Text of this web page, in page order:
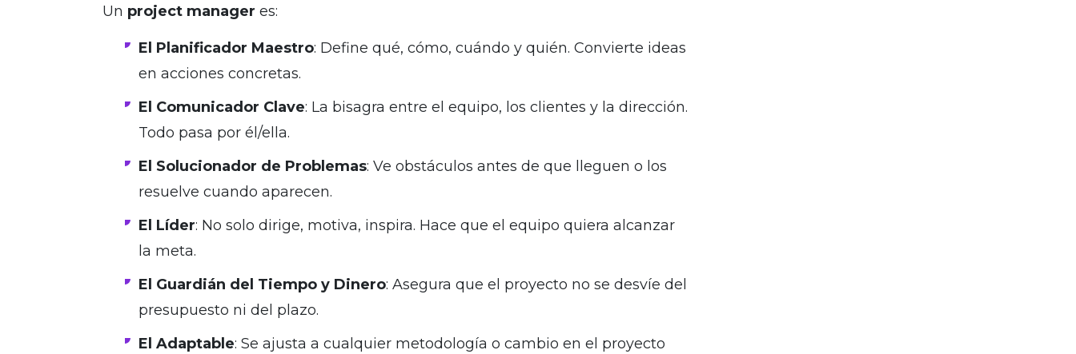
Un project manager es:
El Planificador Maestro: Define qué, cómo, cuándo y quién. Convierte ideas
en acciones concretas.
El Comunicador Clave: La bisagra entre el equipo, los clientes y la dirección.
Todo pasa por él/ella.
El Solucionador de Problemas: Ve obstáculos antes de que lleguen o los
resuelve cuando aparecen.
El Líder: No solo dirige, motiva, inspira. Hace que el equipo quiera alcanzar
la meta.
El Guardián del Tiempo y Dinero: Asegura que el proyecto no se desvíe del
presupuesto ni del plazo.
El Adaptable: Se ajusta a cualquier metodología o cambio en el proyecto